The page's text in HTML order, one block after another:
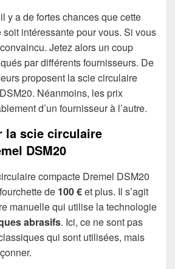
y a de fortes chances que cette
intéressante pour vous. Si vous
Jetez alors un coup
par différents fournisseurs. De
proposent la scie circulaire
Néanmoins, les prix
d’un fournisseur à l’autre.
la scie circulaire
DSM20
compacte Dremel DSM20
de 100 €et plus. Il s’agit
manuelle qui utilise la technologie
abrasifs. Ici, ce ne sont pas
qui sont utilisées, mais